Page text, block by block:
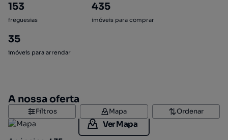
153
freguesias
435
imóveis para comprar
35
imóveis para arrendar
A nossa oferta
Filtros Mapa Ordenar
Ver Mapa